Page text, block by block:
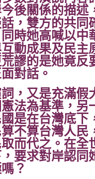
後關係的描述
，雙方的共同
時她高喊以中
動成果及民主
謬的是她竟反
對話。
，又是充滿假
法為基準，另
是在台灣底
不算台灣人
而代之。在全
要求對岸認同
？